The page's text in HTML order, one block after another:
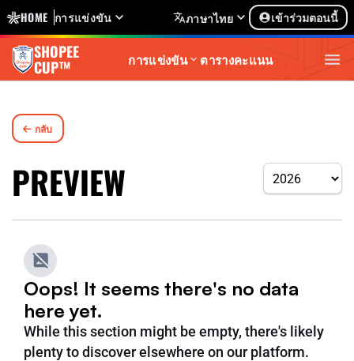
HOME การแข่งขัน ภาษาไทย เข้าร่วมตอนนี้
SHOPEE
CUP™ การแข่งขัน ตารางคะแนน
กลับ
PREVIEW
Oops! It seems there's no data
here yet.
While this section might be empty, there's likely
plenty to discover elsewhere on our platform.